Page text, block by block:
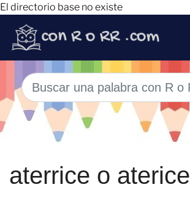
El directorio base no existe
aterrice o aterice